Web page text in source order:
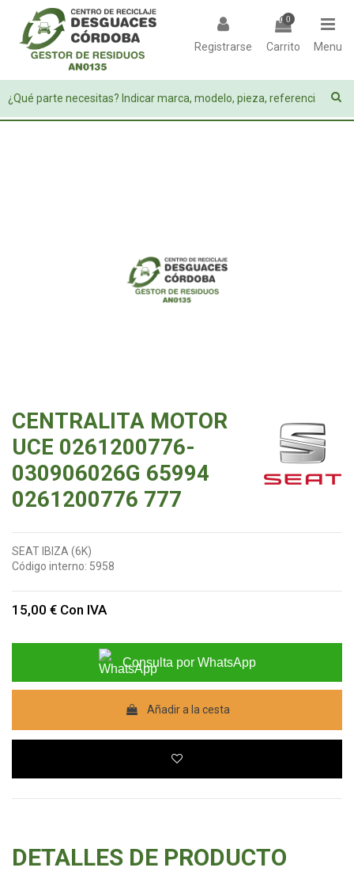
Registrarse
0
Carrito Menu
CENTRALITA MOTOR
UCE 0261200776-
030906026G 65994
0261200776 777
SEAT IBIZA (6K)
Código interno: 5958
15,00 € Con IVA
Consulta por WhatsApp
Añadir a la cesta
DETALLES DE PRODUCTO